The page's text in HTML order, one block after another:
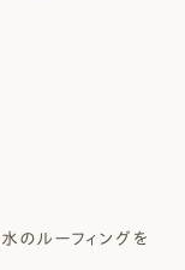
のルーフィングを